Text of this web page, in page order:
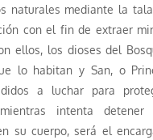
naturales mediante la
con el fin de extraer
ellos, los dioses del
lo habitan y San, o
a luchar para
intenta
su cuerpo, será el